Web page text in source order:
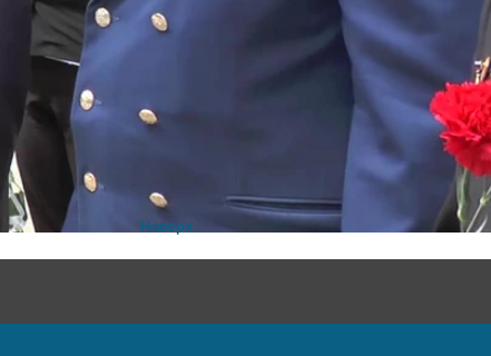
Наверх